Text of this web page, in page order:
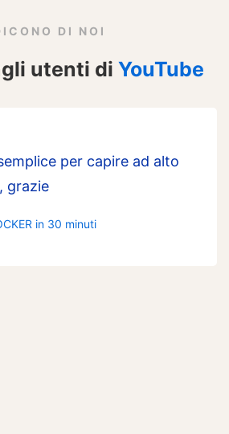
DI NOI
utenti di YouTube
per capire ad alto
grazie
in 30 minuti